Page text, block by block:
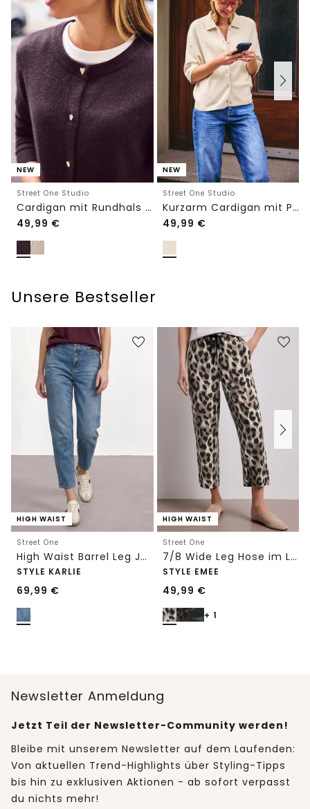
NEW
Street One Studio
Cardigan mit Rundhals und Knöpfen
49,99 €
NEW
Street One Studio
Kurzarm Cardigan mit Polokragen
49,99 €
Unsere Bestseller
HIGH WAIST
Street One
High Waist Barrel Leg Jeans im Loose Fit
STYLE KARLIE
69,99 €
HIGH WAIST
Street One
7/8 Wide Leg Hose im Loose Fit mit Print
STYLE EMEE
49,99 €
+ 1
Newsletter Anmeldung
Jetzt Teil der Newsletter-Community werden!
Bleibe mit unserem Newsletter auf dem Laufenden:
Von aktuellen Trend-Highlights über Styling-Tipps
bis hin zu exklusiven Aktionen - ab sofort verpasst
du nichts mehr!